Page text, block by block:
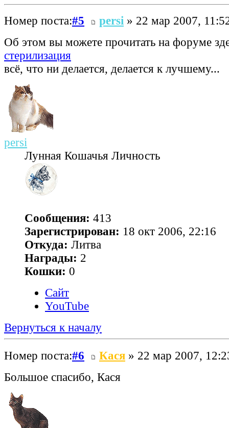
Номер поста:#5 persi » 22 мар 2007,
Об этом вы можете прочитать на форуме
стерилизация
всё, что ни делается, делается к лучшему...
persi
Лунная Кошачья Личность
Сообщения: 413
Зарегистрирован: 18 окт 2006, 22:16
Откуда: Литва
Награды: 2
Кошки: 0
Сайт
YouTube
Вернуться к началу
Номер поста:#6 Кася » 22 мар 2007,
Большое спасибо, Кася